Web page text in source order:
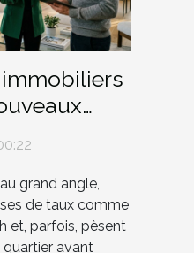
marché ?
grand angle,
de taux comme
et, parfois, pèsent
quartier avant